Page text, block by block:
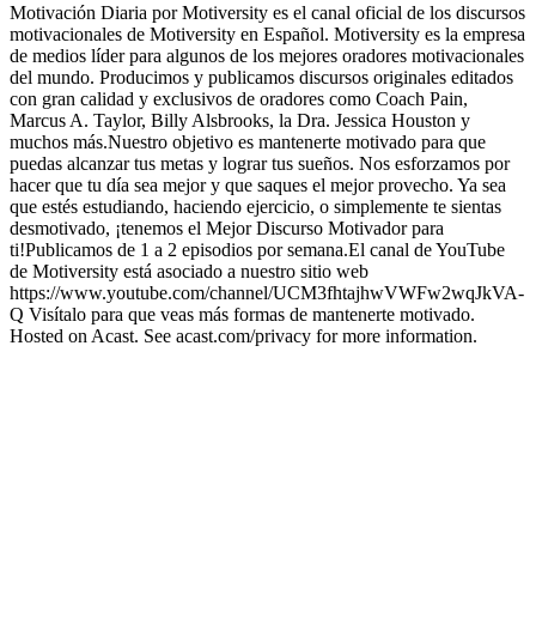
Motivación Diaria por Motiversity es el canal oficial de los discursos
motivacionales de Motiversity en Español. Motiversity es la empresa
de medios líder para algunos de los mejores oradores motivacionales
del mundo. Producimos y publicamos discursos originales editados
con gran calidad y exclusivos de oradores como Coach Pain,
Marcus A. Taylor, Billy Alsbrooks, la Dra. Jessica Houston y
muchos más.Nuestro objetivo es mantenerte motivado para que
puedas alcanzar tus metas y lograr tus sueños. Nos esforzamos por
hacer que tu día sea mejor y que saques el mejor provecho. Ya sea
que estés estudiando, haciendo ejercicio, o simplemente te sientas
desmotivado, ¡tenemos el Mejor Discurso Motivador para
ti!Publicamos de 1 a 2 episodios por semana.El canal de YouTube
de Motiversity está asociado a nuestro sitio web
https://www.youtube.com/channel/UCM3fhtajhwVWFw2wqJkVA-
Q Visítalo para que veas más formas de mantenerte motivado.
Hosted on Acast. See acast.com/privacy for more information.